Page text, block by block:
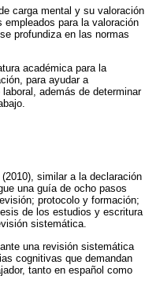
carga mental y su valoración
para la valoración
profundiza en las normas
académica para la
para ayudar a
además de determinar
similar a la declaración
una guía de ocho pasos
protocolo y formación;
de los estudios y escritura
sistemática.
una revisión sistemática
cognitivas que demandan
tanto en español como